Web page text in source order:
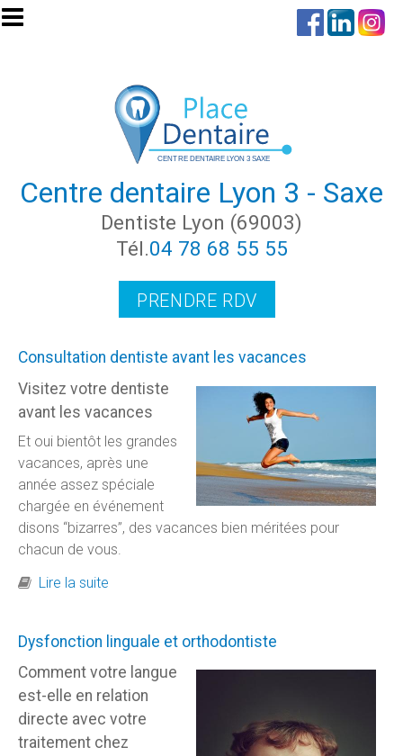
Aller au contenu principal
Centre dentaire Lyon 3 - Saxe
Dentiste Lyon (69003)
Tél.04 78 68 55 55
PRENDRE RDV
Consultation dentiste avant les vacances
Visitez votre dentiste
avant les vacances
Et oui bientôt les grandes
vacances, après une
année assez spéciale
chargée en événement
disons “bizarres”, des vacances bien méritées pour
chacun de vous.
Lire la suite
Dysfonction linguale et orthodontiste
Comment votre langue
est-elle en relation
directe avec votre
traitement chez